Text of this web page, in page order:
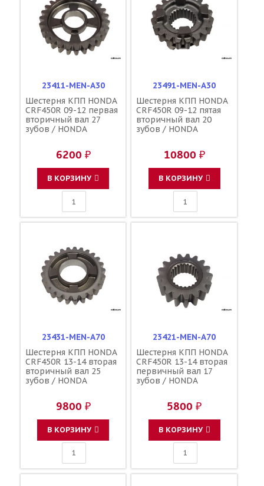
23411-MEN-A30
Шестерня КПП HONDA
CRF450R 09-12 первая
вторичный вал 27
зубов / HONDA
6200 ₽
В КОРЗИНУ
23491-MEN-A30
Шестерня КПП HONDA
CRF450R 09-12 пятая
вторичный вал 20
зубов / HONDA
10800 ₽
В КОРЗИНУ
23431-MEN-A70
Шестерня КПП HONDA
CRF450R 13-14 вторая
вторичный вал 25
зубов / HONDA
9800 ₽
В КОРЗИНУ
23421-MEN-A70
Шестерня КПП HONDA
CRF450R 13-14 вторая
первичный вал 17
зубов / HONDA
5800 ₽
В КОРЗИНУ